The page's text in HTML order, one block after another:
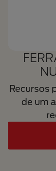
Recursos
de um